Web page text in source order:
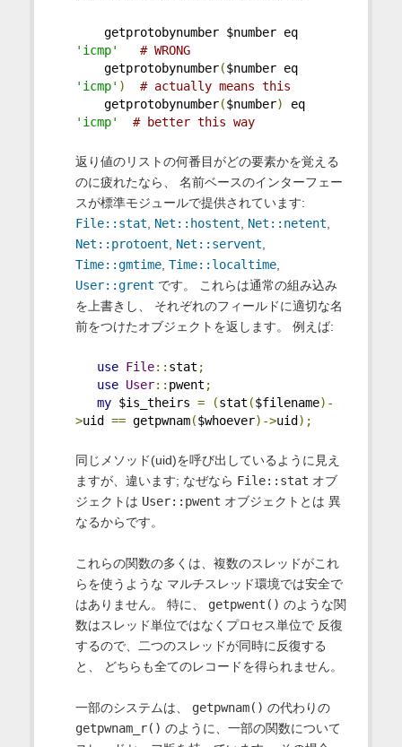
getprotobynumber $number eq
'icmp'
# WRONG
getprotobynumber(
$number eq
'icmp' )
# actually means this
getprotobynumber($number)
eq
'icmp'
# better this way
返り値のリストの何番目がどの要素かを覚える
のに疲れたなら、 名前ベースのインターフェー
スが標準モジュールで提供されています:
File::stat
Net::hostent Net::netent
Net::protoent
Net::servent
Time::gmtime, Time::localtime,
User::grent です。 これらは通常の組み込み
を上書きし、 それぞれのフィールドに適切な名
前をつけたオブジェクトを返します。 例えば:
use File:: stat ;
use User:: pwent ;
my $is_theirs = (stat ($filename)-
>uid == getpwnam($whoever)->uid );
同じメソッド(uid)を呼び出しているように見え
ますが、違います; なぜなら File::stat オブ
ジェクトは User::pwent オブジェクトとは 異
なるからです。
これらの関数の多くは、複数のスレッドがこれ
らを使うような マルチスレッド環境では安全で
はありません。 特に、 getpwent() のような関
数はスレッド単位ではなくプロセス単位で 反復
するので、二つのスレッドが同時に反復する
と、 どちらも全てのレコードを得られません。
一部のシステムは、 getpwnam() の代わりの
getpwnam_r() のように、一部の関数について